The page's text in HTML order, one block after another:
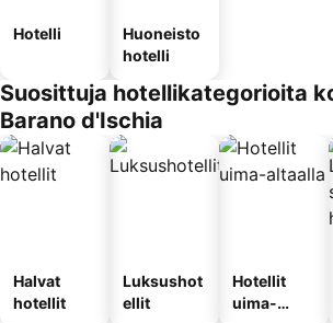
Hotelli
Huoneisto
hotelli
Suosittuja hotellikategorioita
Barano d'Ischia
Halvat
hotellit
Luksushot
ellit
Hotellit
uima-